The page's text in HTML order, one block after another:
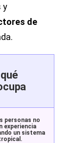
y
de
personas no
experiencia
un sistema